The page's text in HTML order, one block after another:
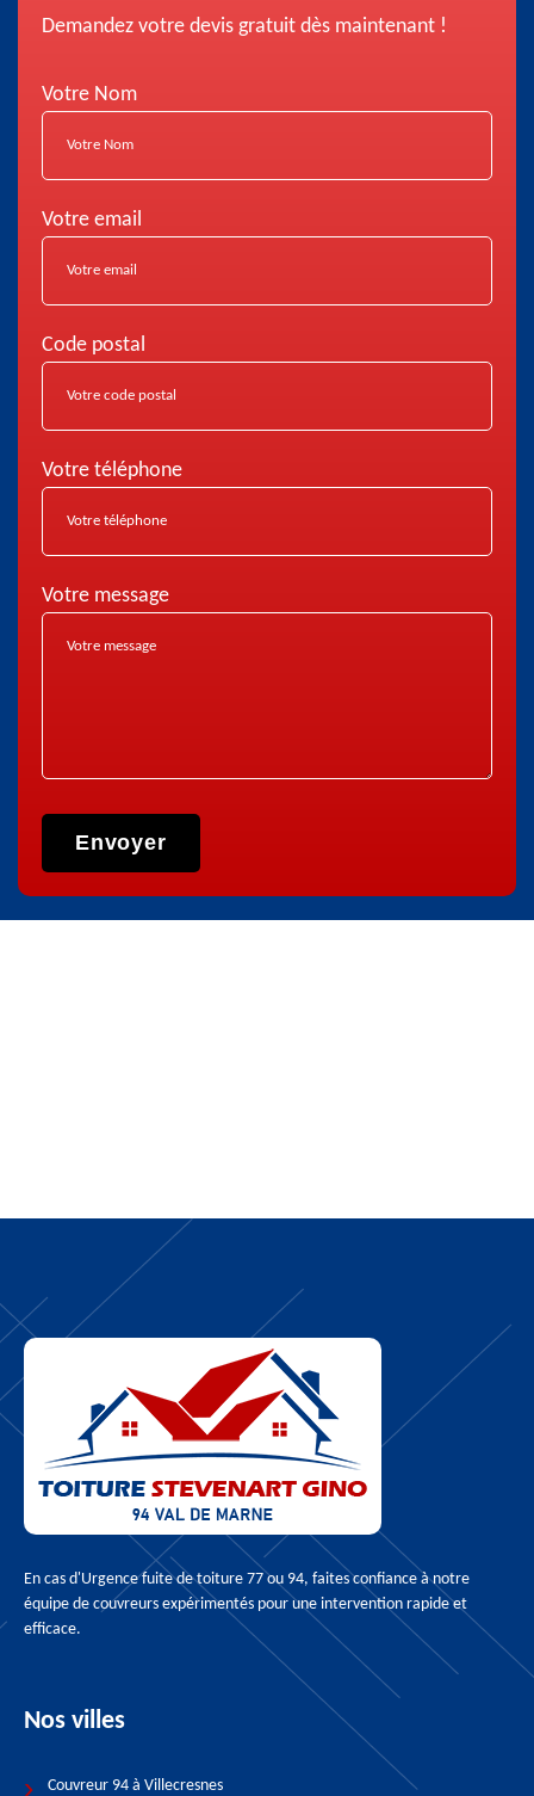
Demandez votre devis gratuit dès maintenant !
Votre Nom
Votre email
Code postal
Votre téléphone
Votre message
En cas d'Urgence fuite de toiture 77 ou 94, faites confiance à notre
équipe de couvreurs expérimentés pour une intervention rapide et
efficace.
Nos villes
Couvreur 94 à Villecresnes